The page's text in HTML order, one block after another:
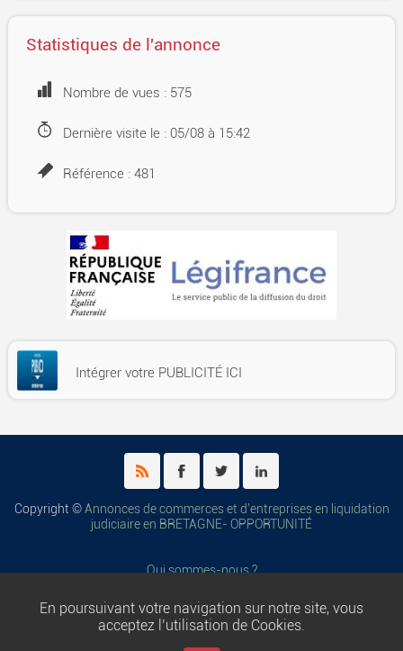
Statistiques de l'annonce
Nombre de vues : 575
Dernière visite le : 05/08 à 15:42
Référence : 481
Intégrer votre PUBLICITÉ ICI
Copyright ©Annonces de commerces et d'entreprises en liquidation
judiciaire en BRETAGNE- OPPORTUNITÉ
Qui sommes-nous ?
Règles de diffusion
Conditions générales d'utilisation
Conditions générales de vente
En poursuivant votre navigation sur notre site, vous
acceptez l’utilisation de Cookies.